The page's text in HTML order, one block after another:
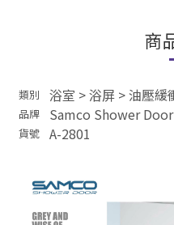
商
類別 浴室 >浴屏 >油壓緩
品牌 Samco Shower
貨號 A-2801